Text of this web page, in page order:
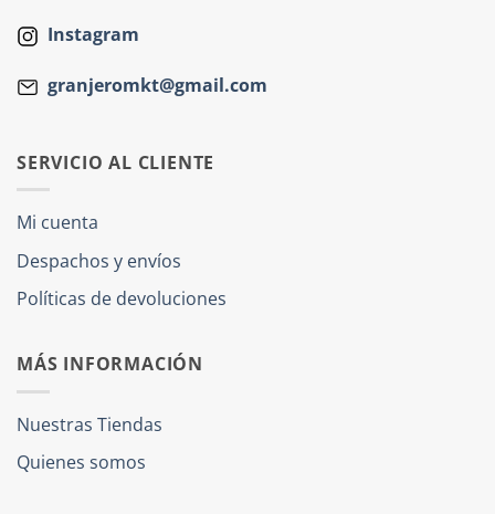
Instagram
granjeromkt@gmail.com
SERVICIO AL CLIENTE
Mi cuenta
Despachos y envíos
Políticas de devoluciones
MÁS INFORMACIÓN
Nuestras Tiendas
Quienes somos